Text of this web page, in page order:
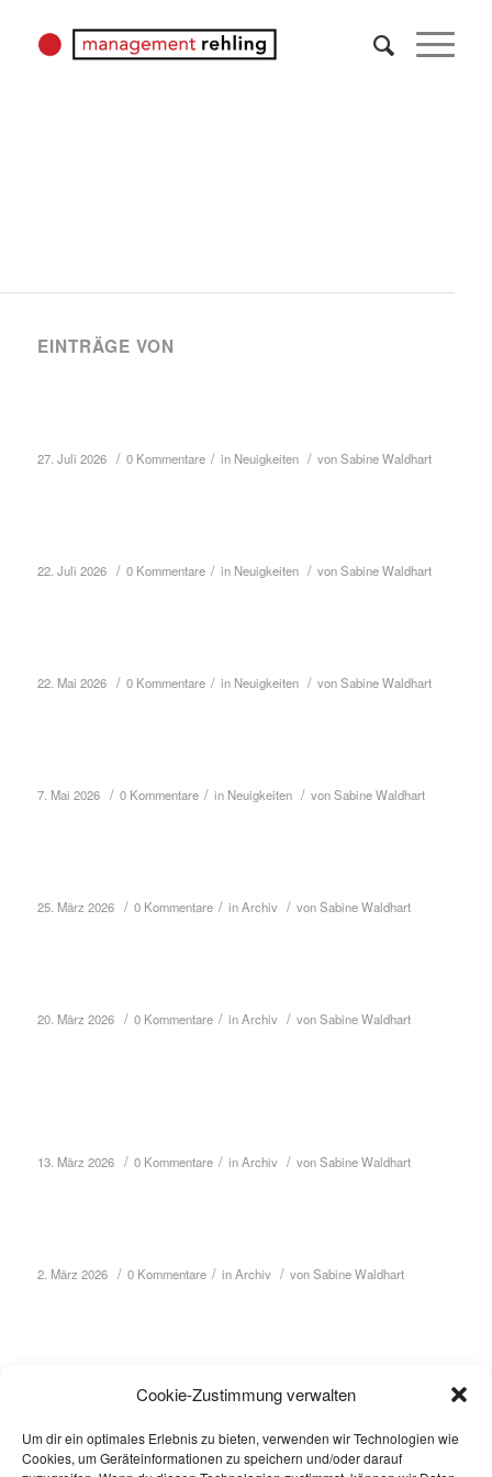
Cookie-Zustimmung verwalten
Um dir ein optimales Erlebnis zu bieten, verwenden wir Technologien wie
Cookies, um Geräteinformationen zu speichern und/oder darauf
EINTRÄGE VON
27. Juli 2026 / 0 Kommentare / in Neuigkeiten / vonSabine Waldhart
22. Juli 2026 / 0 Kommentare / in Neuigkeiten / vonSabine Waldhart
22. Mai 2026 / 0 Kommentare / in Neuigkeiten / vonSabine Waldhart
7. Mai 2026 / 0 Kommentare / in Neuigkeiten / vonSabine Waldhart
25. März 2026 / 0 Kommentare / inArchiv / vonSabine Waldhart
20. März 2026 / 0 Kommentare / inArchiv / vonSabine Waldhart
13. März 2026 / 0 Kommentare / inArchiv / vonSabine Waldhart
2. März 2026 / 0 Kommentare / inArchiv / vonSabine Waldhart
0 Kommentare in Sabine Waldhart
Yoran Leicher: Neue Fotos